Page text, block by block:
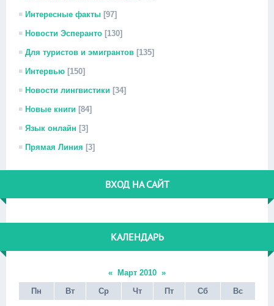
Интересные факты [97]
Новости Эсперанто [130]
Для туристов и эмигрантов [135]
Интервью [150]
Новости лингвистики [34]
Новые книги [84]
Язык онлайн [3]
Прямая Линия [3]
ВХОД НА САЙТ
КАЛЕНДАРЬ
« Март 2010 »
Пн
Вт Ср Чт Пт Сб Вс